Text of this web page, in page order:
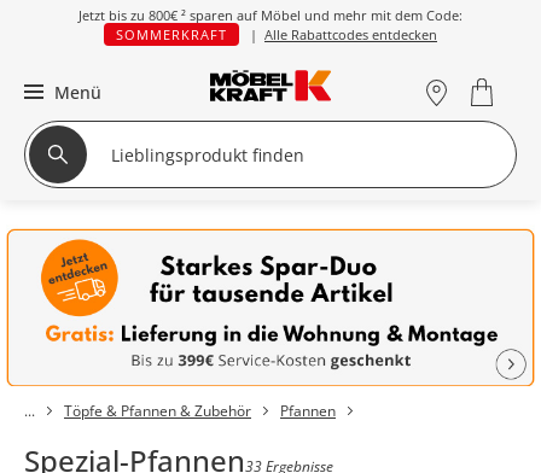
Jetzt bis zu 800€ ² sparen auf Möbel und mehr mit dem Code:
SOMMERKRAFT
| Alle Rabattcodes entdecken
Menü
Töpfe & Pfannen & Zubehör Pfannen
Spezial-Pfannen33 Ergebnisse